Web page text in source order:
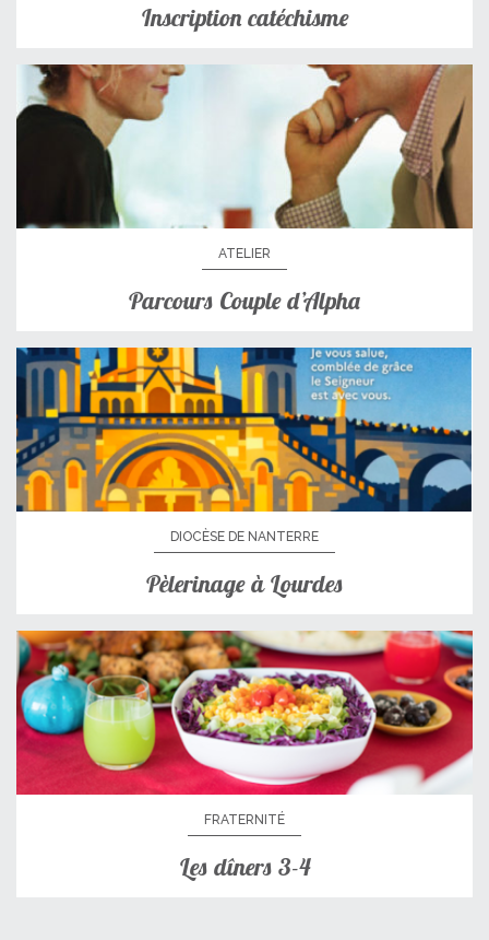
Inscription catéchisme
ATELIER
Parcours Couple d’Alpha
DIOCÈSE DE NANTERRE
Pèlerinage à Lourdes
FRATERNITÉ
Les dîners 3-4